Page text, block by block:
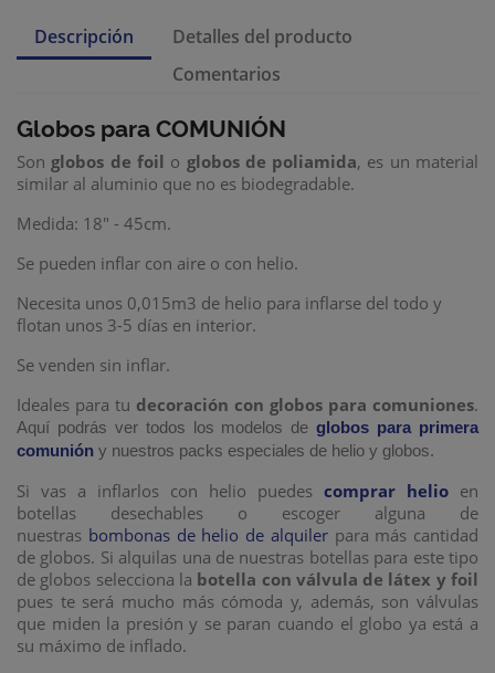
Descripción
Detalles del producto
Comentarios
Globos para COMUNIÓN
Son globos de foil o globos de poliamida, es un material
similar al aluminio que no es biodegradable.
Medida: 18" - 45cm.
Se pueden inflar con aire o con helio.
Necesita unos 0,015m3 de helio para inflarse del todo y
flotan unos 3-5 días en interior.
Se venden sin inflar.
Ideales para tu decoración con globos para comuniones.
Aquí podrás ver todos los modelos deglobos para primera
comunión y nuestros packs especiales de helio y globos.
Si vas a inflarlos con helio puedes comprar helio en
botellas desechables o escoger alguna de
nuestras bombonas de helio de alquilerpara más cantidad
de globos. Si alquilas una de nuestras botellas para este tipo
de globos selecciona la botella con válvula de látex y foil
pues te será mucho más cómoda y, además, son válvulas
que miden la presión y se paran cuando el globo ya está a
su máximo de inflado.